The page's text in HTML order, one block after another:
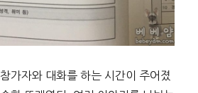
가자와 대화를 하는 시간이 주어졌